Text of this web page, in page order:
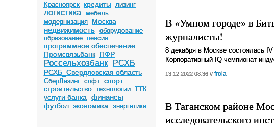
Красноярск кредиты лизинг
логистика
мебель
модернизация
Москва
недвижимость оборудование
образование пенсия
программное обеспечение
Промсвязьбанк ПФР
Россельхозбанк РСХБ
РСХБ_Свердловская область
СберЛизинг софт спорт
строительство технологии ТТК
услуги банка финансы
футбол экономика энергетика
В «Умном городе» в
журналисты!
8 декабря в Москве состоялась
Корпоративный IQ-чемпионат
13.12.2022 08:36 // frola
В Таганском районе
исследовательского